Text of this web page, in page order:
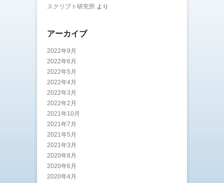
スクリプト研究所 より
アーカイブ
2022年9月
2022年6月
2022年5月
2022年4月
2022年3月
2022年2月
2021年10月
2021年7月
2021年5月
2021年3月
2020年8月
2020年6月
2020年4月